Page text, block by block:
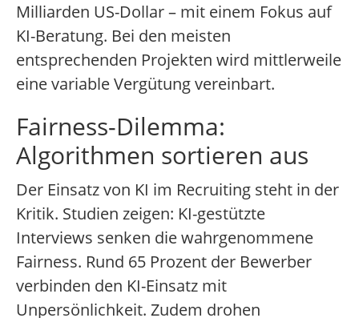
Milliarden US-Dollar – mit einem Fokus auf
KI-Beratung. Bei den meisten
entsprechenden Projekten wird mittlerweile
eine variable Vergütung vereinbart.
Fairness-Dilemma:
Algorithmen sortieren aus
Der Einsatz von KI im Recruiting steht in der
Kritik. Studien zeigen: KI-gestützte
Interviews senken die wahrgenommene
Fairness. Rund 65 Prozent der Bewerber
verbinden den KI-Einsatz mit
Unpersönlichkeit. Zudem drohen